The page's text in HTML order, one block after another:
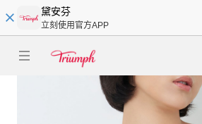
黛安芬
立刻使用官方APP